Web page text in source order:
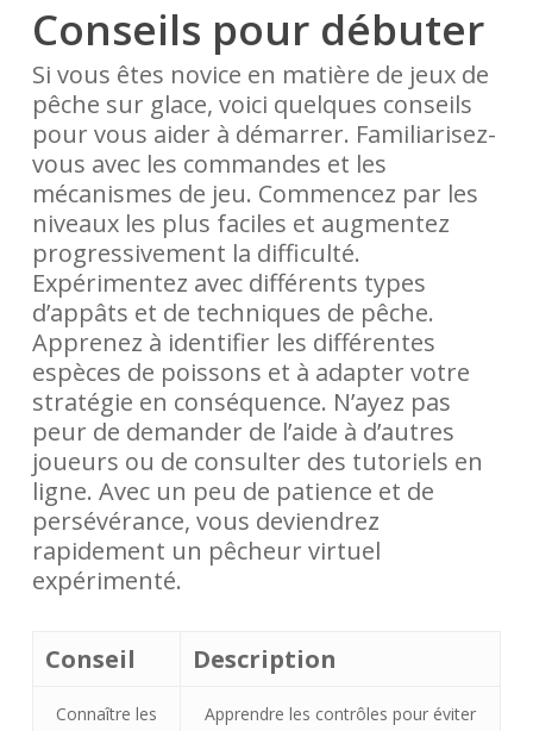
Conseils pour débuter
Si vous êtes novice en matière de jeux de
pêche sur glace, voici quelques conseils
pour vous aider à démarrer. Familiarisez-
vous avec les commandes et les
mécanismes de jeu. Commencez par les
niveaux les plus faciles et augmentez
progressivement la difficulté.
Expérimentez avec différents types
d’appâts et de techniques de pêche.
Apprenez à identifier les différentes
espèces de poissons et à adapter votre
stratégie en conséquence. N’ayez pas
peur de demander de l’aide à d’autres
joueurs ou de consulter des tutoriels en
ligne. Avec un peu de patience et de
persévérance, vous deviendrez
rapidement un pêcheur virtuel
expérimenté.
Conseil Description
Connaître les
Apprendre les contrôles pour éviter